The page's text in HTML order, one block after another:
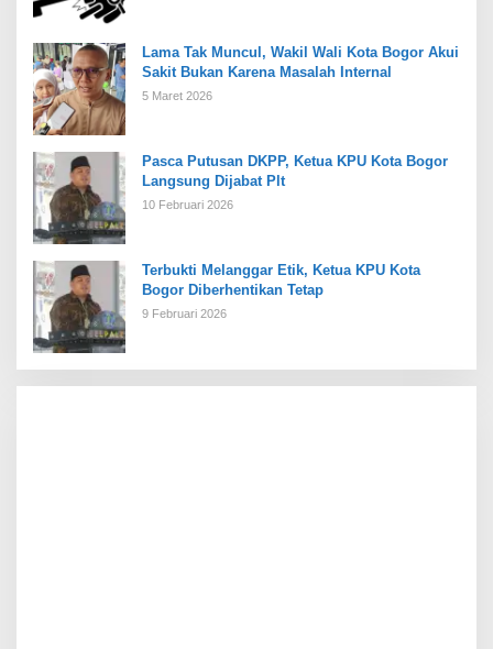
Lama Tak Muncul, Wakil Wali Kota Bogor Akui
Sakit Bukan Karena Masalah Internal
5 Maret 2026
Pasca Putusan DKPP, Ketua KPU Kota Bogor
Langsung Dijabat Plt
10 Februari 2026
Terbukti Melanggar Etik, Ketua KPU Kota
Bogor Diberhentikan Tetap
9 Februari 2026